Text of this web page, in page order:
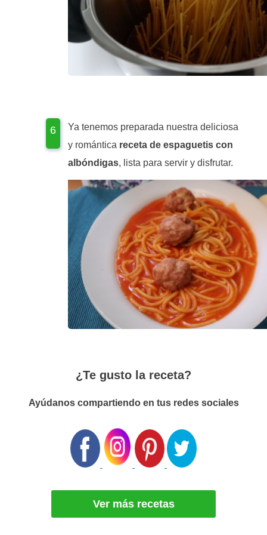
Ya tenemos preparada nuestra deliciosa
y romántica receta de espaguetis con
albóndigas, lista para servir y disfrutar.
¿Te gusto la receta?
Ayúdanos compartiendo en tus redes sociales
Ver más recetas